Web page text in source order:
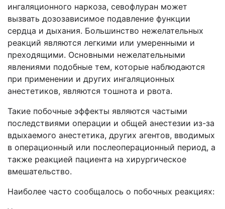
ингаляционного наркоза, севофлуран может
вызвать дозозависимое подавление функции
сердца и дыхания. Большинство нежелательных
реакций являются легкими или умеренными и
преходящими. Основными нежелательными
явлениями подобные тем, которые наблюдаются
при применении и других ингаляционных
анестетиков, являются тошнота и рвота.
Такие побочные эффекты являются частыми
последствиями операции и общей анестезии из-за
вдыхаемого анестетика, других агентов, вводимых
в операционный или послеоперационный период, а
также реакцией пациента на хирургическое
вмешательство.
Наиболее часто сообщалось о побочных реакциях: